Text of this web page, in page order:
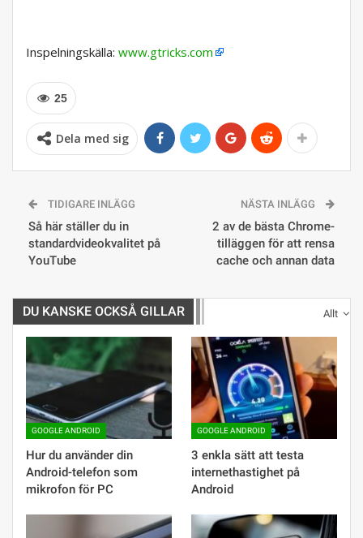
Inspelningskälla: www.gtricks.com
25
Dela med sig
TIDIGARE INLÄGG
Så här ställer du in
standardvideokvalitet på
YouTube
NÄSTA INLÄGG
2 av de bästa Chrome-
tilläggen för att rensa
cache och annan data
Allt
DU KANSKE OCKSÅ GILLAR
GOOGLE ANDROID
Hur du använder din
Android-telefon som
mikrofon för PC
GOOGLE ANDROID
3 enkla sätt att testa
internethastighet på
Android